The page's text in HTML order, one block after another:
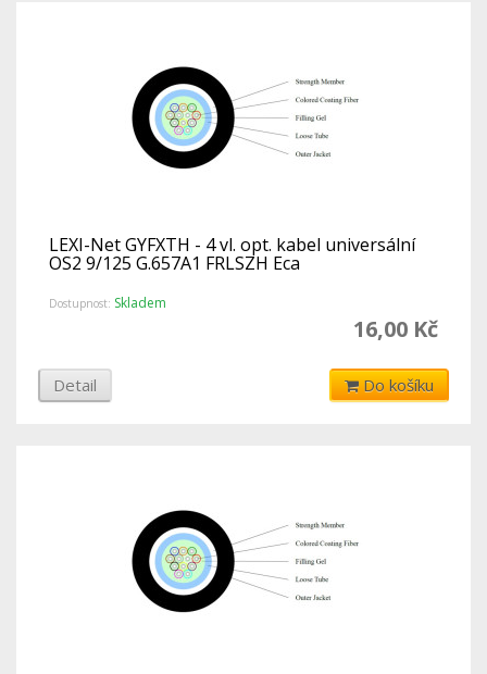
LEXI-Net GYFXTH - 4 vl. opt. kabel universální
OS2 9/125 G.657A1 FRLSZH Eca
Dostupnost: Skladem
16,00 Kč
Detail Do košíku